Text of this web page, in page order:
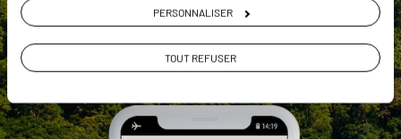
PERSONNALISER
TOUT REFUSER